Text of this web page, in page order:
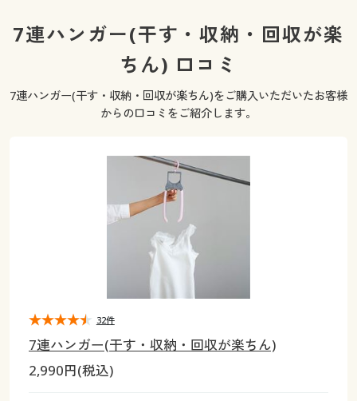
女性下着
女性下着
ジュニア・ティーンズ下着
メンズ通販すべて
家電・雑貨
キッチン・雑貨・日用品
寝具・インテリア・家具
寝具・インテリア・家具通販すべて
カーテン・ラグ・ファブリック
美容・健康通販すべて
美容・健康・サプリメント
制服・スクール
制服・スクールすべて
大きいサイズ レディース服
大きいサイズ レディース下着
大きいサイズ メンズ
カタログ
ジュニア・ティーンズ下着
キッチン・雑貨・日用品
寝具・インテリア・家具通販すべて
家具・収納
カーテン・ラグ・ファブリック
美容・健康通販すべて
制服・スクール
ジュニア・ティーンズ下着
大きいサイズ レディース服
大きいサイズ メンズ
大きいサイズ 事務・制服
カタログ
カタログ・チラシからのご注文
7連ハンガー(干す・収納・回収が楽
ちん) 口コミ
7連ハンガー(干す・収納・回収が楽ちん)をご購入いただいたお客様
からの口コミをご紹介します。
7連ハンガー(干す・収納・回収が楽ちん)
2,990円(税込)
32件